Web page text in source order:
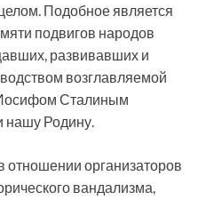
Подобное является
подвигов народов
развивавших и
возглавляемой
Сталиным
нашу Родину.
отношении организаторов
вандализма,